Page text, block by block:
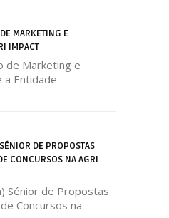
MARKETING E
IMPACT
de Marketing e
a Entidade
DE PROPOSTAS
CONCURSOS NA AGRI
Sénior de Propostas
Concursos na